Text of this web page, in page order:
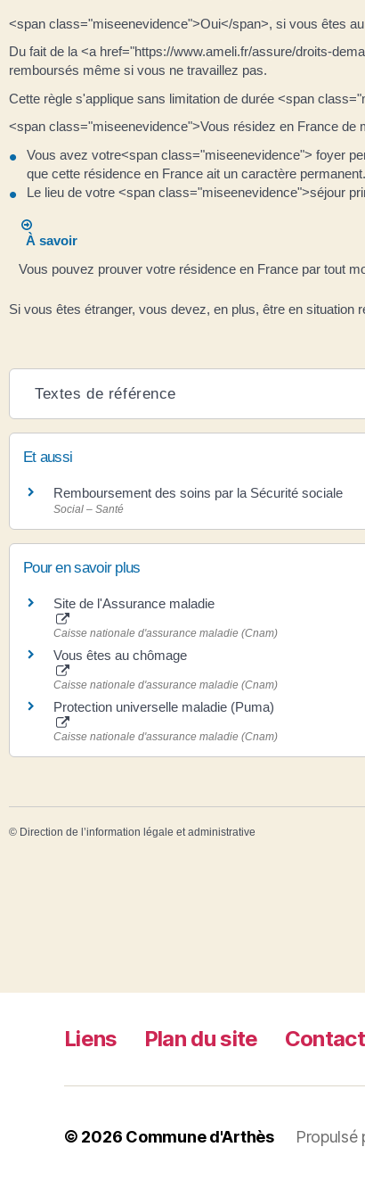
<span class="miseenevidence">Oui</span>, si vous êtes
Du fait de la <a href="https://www.ameli.fr/assure/droits-
remboursés même si vous ne travaillez pas.
Cette règle s'applique sans limitation de durée <span
<span class="miseenevidence">Vous résidez en France
Vous avez votre<span class="miseenevidence"> foyer
que cette résidence en France ait un caractère permanent.
Le lieu de votre <span class="miseenevidence">séjour
À savoir
Vous pouvez prouver votre résidence en France par tout
Si vous êtes étranger, vous devez, en plus, être en
Textes de référence
Et aussi
Remboursement des soins par la Sécurité sociale
Social – Santé
Pour en savoir plus
Site de l'Assurance maladie
Caisse nationale d'assurance maladie (Cnam)
Vous êtes au chômage
Caisse nationale d'assurance maladie (Cnam)
Protection universelle maladie (Puma)
Caisse nationale d'assurance maladie (Cnam)
© Direction de l’information légale et administrative
Liens Plan du site Contact
© 2026 Commune d'Arthès Propulsé